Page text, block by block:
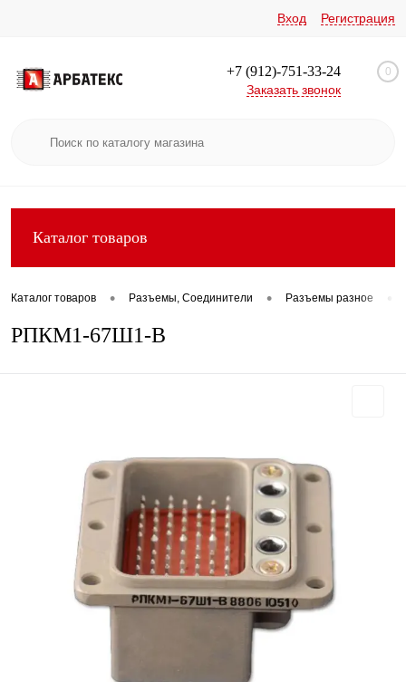
Вход Регистрация
+7 (912)-751-33-24
Заказать звонок
0
Каталог товаров
Каталог товаров • Разъемы, Соединители • Разъемы разное
РПКМ1-67Ш1-В